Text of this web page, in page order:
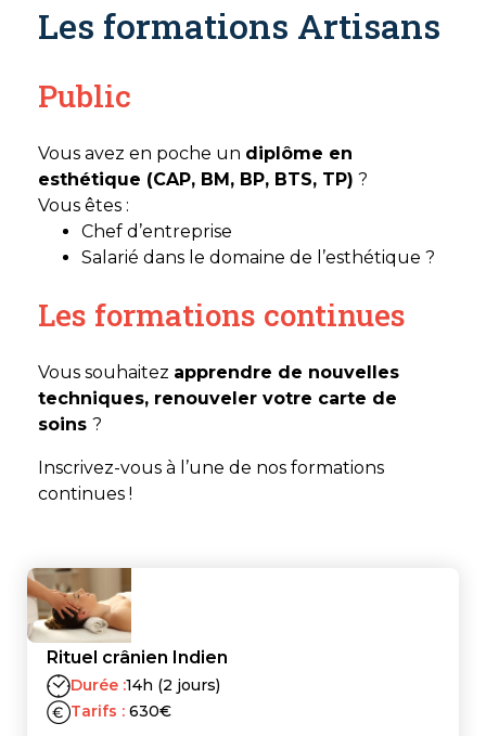
Les formations Artisans
Public
Vous avez en poche un diplôme en
esthétique (CAP, BM, BP, BTS, TP) ?
Vous êtes :
Chef d’entreprise
Salarié dans le domaine de l’esthétique ?
Les formations continues
Vous souhaitez apprendre de nouvelles
techniques, renouveler votre carte de
soins ?
Inscrivez-vous à l’une de nos formations
continues !
Rituel crânien Indien
Durée :14h (2 jours)
Tarifs : 630€